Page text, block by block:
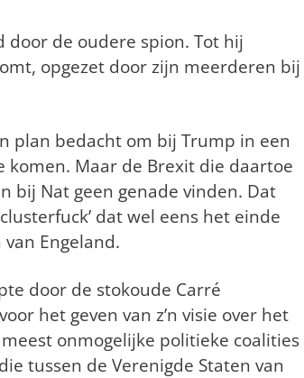
door de oudere spion. Tot hij
opgezet door zijn meerderen bij
plan bedacht om bij Trump in een
komen. Maar de Brexit die daartoe
bij Nat geen genade vinden. Dat
dat wel eens het einde
Engeland.
door de stokoude Carré
het geven van z’n visie over het
onmogelijke politieke coalities
tussen de Verenigde Staten van